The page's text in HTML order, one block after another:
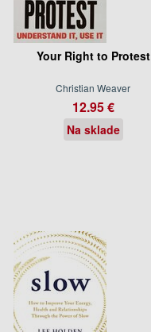
Your Right to Protest
Christian Weaver
12.95 €
Na sklade